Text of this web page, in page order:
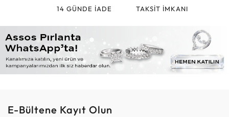
14 GÜNDE İADE TAKSİT İMKANI
E-Bültene Kayıt Olun